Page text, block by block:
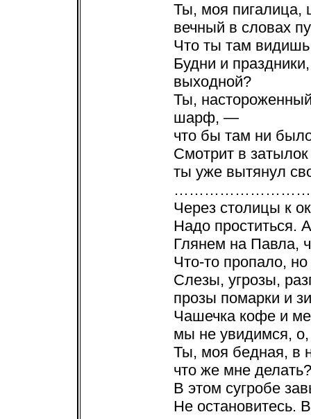
Ты, моя пигалица,
вечный в словах
Что ты там видишь
Будни и
выходной?
Ты,
шарф, —
что бы там ни
Смотрит в
ты уже вытянул
Через столицы к
Надо проститься.
Глянем на Павла,
Что-то пропало,
Слезы, угрозы,
прозы помарки и
Чашечка кофе и
мы не увидимся, о,
Ты, моя бедная, в
что же мне
В этом сугробе
Не остановитесь.